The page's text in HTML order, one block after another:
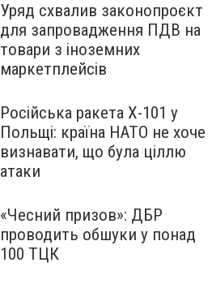
Уряд схвалив законопроєкт
для запровадження ПДВ на
товари з іноземних
маркетплейсів
Російська ракета Х-101 у
Польщі: країна НАТО не хоче
визнавати, що була ціллю
атаки
«Чесний призов»: ДБР
проводить обшуки у понад
100 ТЦК